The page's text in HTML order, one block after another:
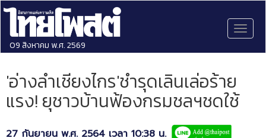
09 สิงหาคม พ.ศ. 2569
'อ่างลำเชียงไกร'ชำรุดเลินเล่อร้าย
แรง! ยุชาวบ้านฟ้องกรมชลฯชดใช้
27 กันยายน พ.ศ. 2564 เวลา 10:38 น.